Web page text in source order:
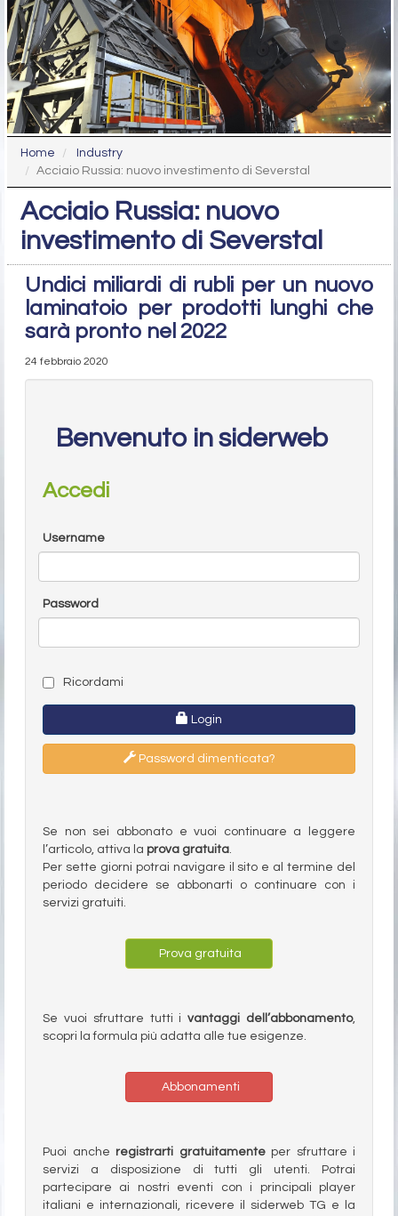
Home
Industry
Acciaio Russia: nuovo investimento di Severstal
Acciaio Russia: nuovo
investimento di Severstal
Undici miliardi di rubli per un nuovo
laminatoio per prodotti lunghi che
sarà pronto nel 2022
24 febbraio 2020
Benvenuto in siderweb
Accedi
Username
Password
Ricordami
Login
Password dimenticata?
Se non sei abbonato e vuoi continuare a leggere
l’articolo, attiva la prova gratuita.
Per sette giorni potrai navigare il sito e al termine del
periodo decidere se abbonarti o continuare con i
servizi gratuiti.
Prova gratuita
Se vuoi sfruttare tutti ivantaggi dell’abbonamento,
scopri la formula più adatta alle tue esigenze.
Abbonamenti
Puoi anche registrarti gratuitamenteper sfruttare i
servizi a disposizione di tutti gli utenti. Potrai
partecipare ai nostri eventi con i principali player
italiani e internazionali, ricevere il siderweb TG e la